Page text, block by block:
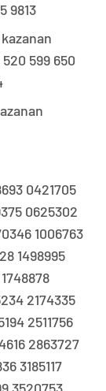
9813
599 650
0421705
0625302
1006763
1498995
1748878
2174335
2511756
2863727
3185117